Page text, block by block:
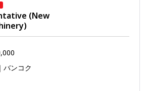
(New
バンコク